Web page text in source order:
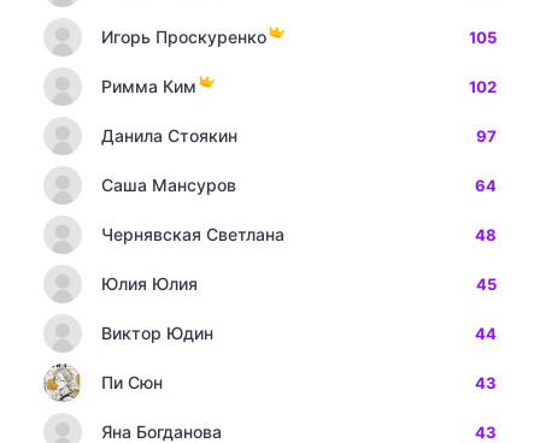
Игорь Проскуренко 105
Римма Ким 102
Данила Стоякин 97
Саша Мансуров 64
Чернявская Светлана 48
Юлия Юлия 45
Виктор Юдин 44
Пи Сюн 43
Яна Богданова 43